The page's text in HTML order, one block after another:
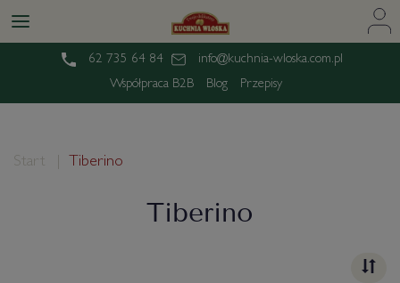
62 735 64 84
info@kuchnia-wloska.com.pl
Współpraca B2B
Blog Przepisy
Start Tiberino
Tiberino